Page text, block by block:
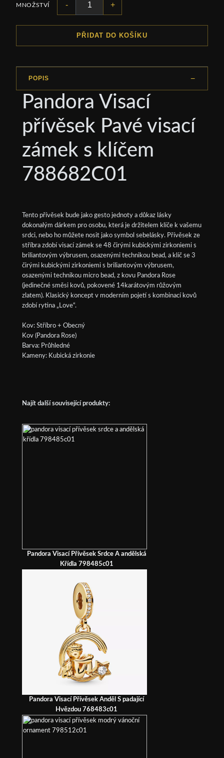
MNOŽSTVÍ - +
PŘIDAT DO KOŠÍKU
POPIS
Pandora Visací
přívěsek Pavé visací
zámek s klíčem
788682C01
Tento přívěsek bude jako gesto jednoty a důkaz lásky
dokonalým dárkem pro osobu, která je držitelem klíče k vašemu
srdci, nebo ho můžete nosit jako symbol sebelásky. Přívěsek ze
stříbra zdobí visací zámek se 48 čirými kubickými zirkoniemi s
briliantovým výbrusem, osazenými technikou bead, a klíč se 3
čirými kubickými zirkoniemi s briliantovým výbrusem,
osazenými technikou micro bead, z kovu Pandora Rose
(jedinečné směsi kovů, pokovené 14karátovým růžovým
zlatem). Klasický koncept v moderním pojetí s kombinací kovů
zdobí rytina „Love“.
Kov: Stříbro + Obecný
Kov (Pandora Rose)
Barva: Průhledné
Kameny: Kubická zirkonie
Najít další související produkty:
Pandora Visací Přívěsek Srdce A andělská
Křídla 798485c01
Pandora Visací Přívěsek Anděl S padající
Hvězdou 768483c01